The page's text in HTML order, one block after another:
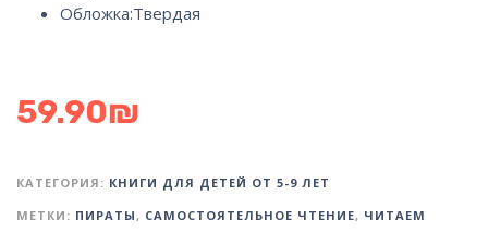
Обложка:Твердая
59.90₪
КАТЕГОРИЯ: КНИГИ ДЛЯ ДЕТЕЙ ОТ 5-9 ЛЕТ
МЕТКИ: ПИРАТЫ , САМОСТОЯТЕЛЬНОЕ ЧТЕНИЕ, ЧИТАЕМ